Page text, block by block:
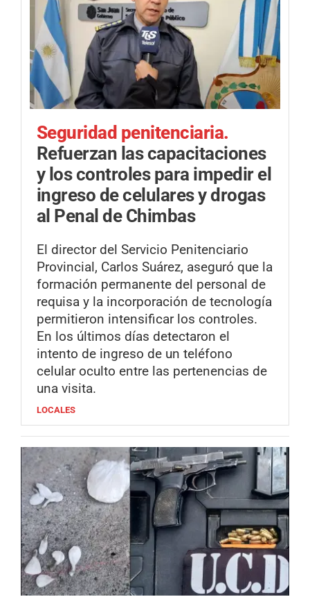
Seguridad penitenciaria.
Refuerzan las capacitaciones
y los controles para impedir el
ingreso de celulares y drogas
al Penal de Chimbas
El director del Servicio Penitenciario
Provincial, Carlos Suárez, aseguró que la
formación permanente del personal de
requisa y la incorporación de tecnología
permitieron intensificar los controles.
En los últimos días detectaron el
intento de ingreso de un teléfono
celular oculto entre las pertenencias de
una visita.
LOCALES